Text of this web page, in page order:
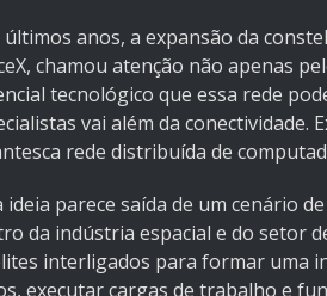
últimos anos, a expansão da
chamou atenção não apenas
tecnológico que essa rede
vai além da
rede distribuída de
ideia parece saída de um cenário
da indústria espacial e do setor
interligados para formar uma
executar cargas de trabalho e